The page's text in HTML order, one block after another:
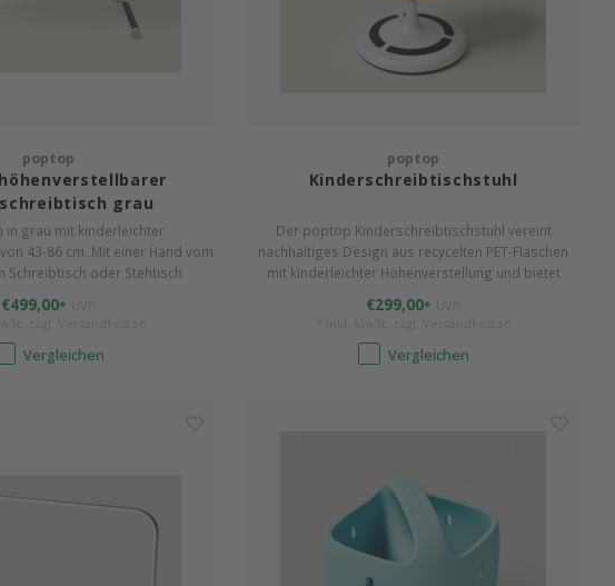
poptop
grau
in grau mit kinderleichter
43-86 cm. Mit einer Hand vom
Schreibtisch oder Stehtisch
x 65 cm.
€499,00*
Vergleichen
poptop
Kinderschreibtischstuhl
Der poptop Kinderschreibtischstuhl vereint
nachhaltiges Design aus recycelten PET-Flaschen
mit kinderleichter Höhenverstellung und bietet
€299,00*
Vergleichen